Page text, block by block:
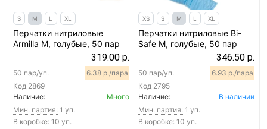
S M L XL
Перчатки нитриловые
Armilla M, голубые, 50 пар
319.00 р.
Код 2869
50 пар/уп. 6.38 р./пара
Наличие:
Много
Мин. партия: 1 уп.
В коробке: 10 уп.
XS S M L XL
Перчатки нитриловые Bi-
Safe M, голубые, 50 пар
346.50 р.
Код 2795
50 пар/уп. 6.93 р./пара
Наличие:
В наличии
Мин. партия: 1 уп.
В коробке: 10 уп.